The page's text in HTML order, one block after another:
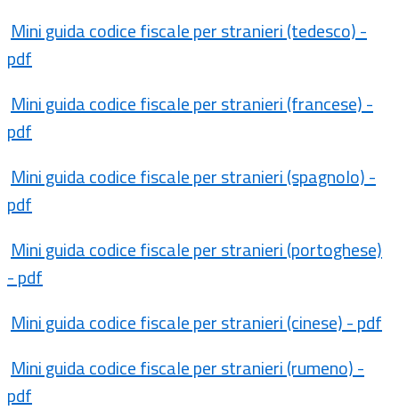
Mini guida codice fiscale per stranieri (tedesco) -
pdf
Mini guida codice fiscale per stranieri (francese) -
pdf
Mini guida codice fiscale per stranieri (spagnolo) -
pdf
Mini guida codice fiscale per stranieri (portoghese)
- pdf
Mini guida codice fiscale per stranieri (cinese) - pdf
Mini guida codice fiscale per stranieri (rumeno) -
pdf